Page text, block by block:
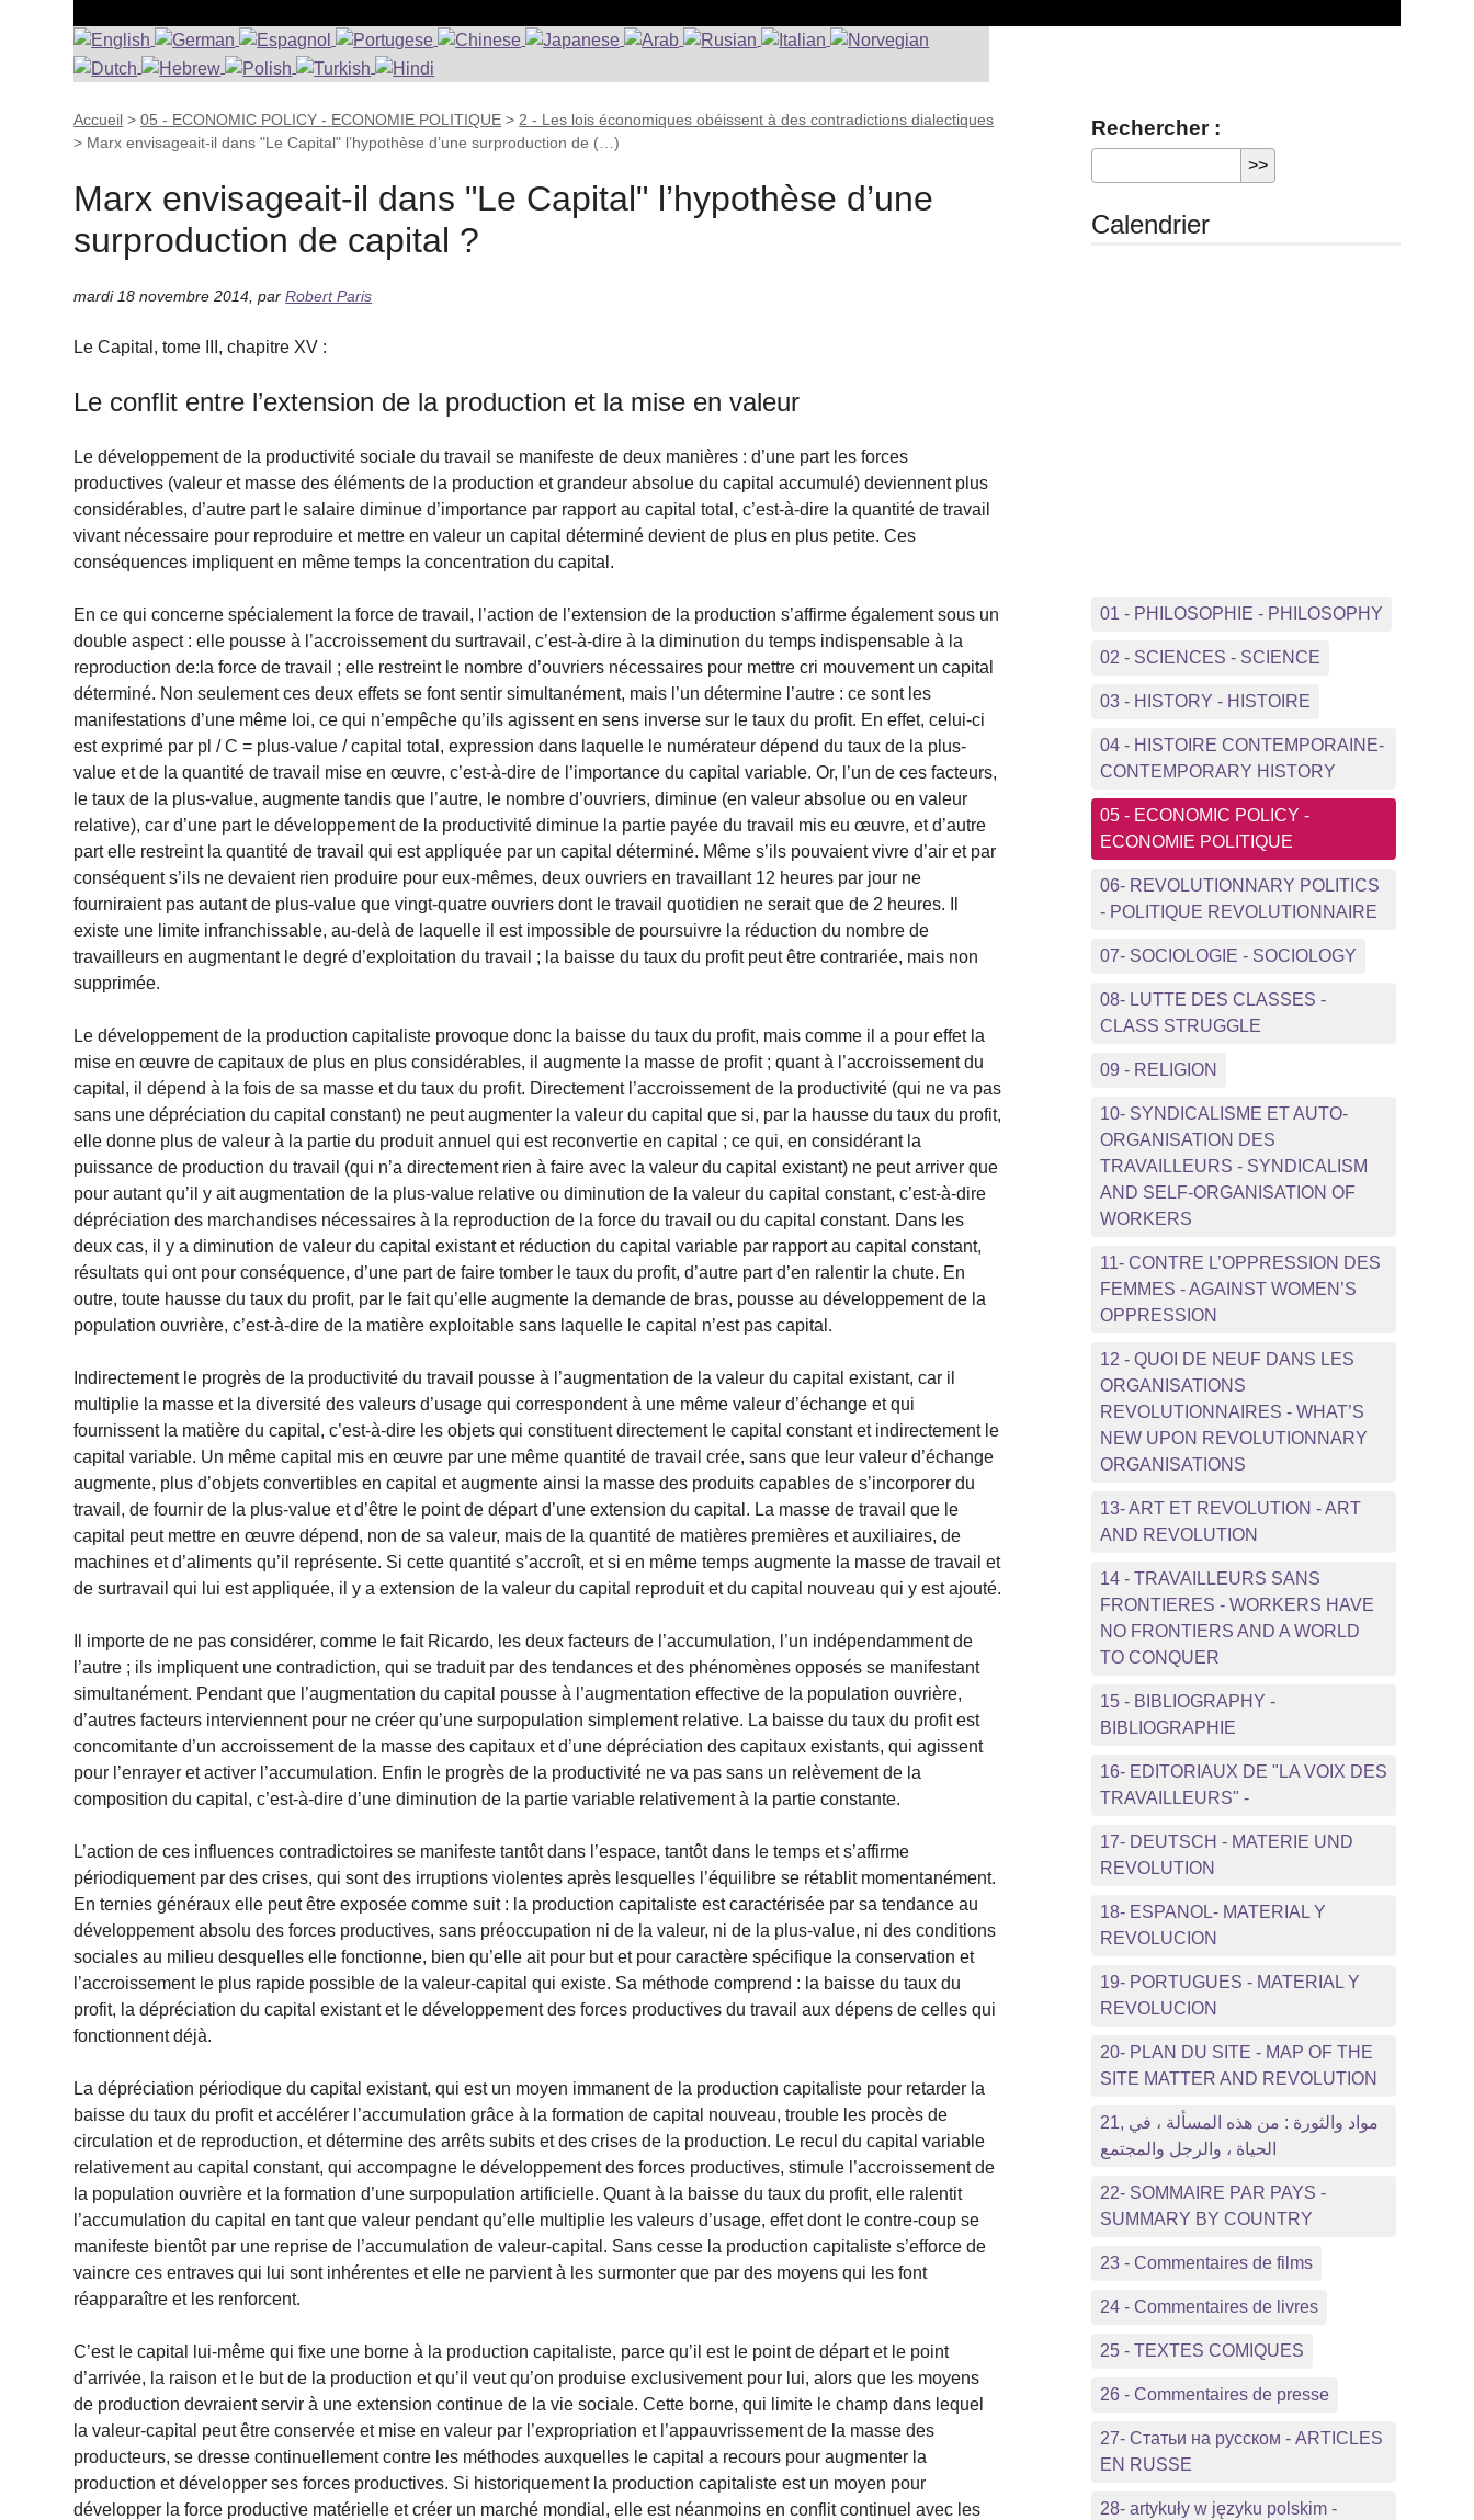
Accueil >05 - ECONOMIC POLICY - ECONOMIE POLITIQUE > 2 - Les lois économiques obéissent à des contradictions dialectiques
> Marx envisageait-il dans "Le Capital" l’hypothèse d’une surproduction de (…)
Marx envisageait-il dans "Le Capital" l’hypothèse d’une
surproduction de capital ?
mardi 18 novembre 2014 ,parRobert Paris
Le Capital, tome III, chapitre XV :
Le conflit entre l’extension de la production et la mise en valeur
Le développement de la productivité sociale du travail se manifeste de deux manières : d’une part les forces
productives (valeur et masse des éléments de la production et grandeur absolue du capital accumulé) deviennent plus
considérables, d’autre part le salaire diminue d’importance par rapport au capital total, c’est-à-dire la quantité de travail
vivant nécessaire pour reproduire et mettre en valeur un capital déterminé devient de plus en plus petite. Ces
conséquences impliquent en même temps la concentration du capital.
En ce qui concerne spécialement la force de travail, l’action de l’extension de la production s’affirme également sous un
double aspect : elle pousse à l’accroissement du surtravail, c’est-à-dire à la diminution du temps indispensable à la
reproduction de:la force de travail ; elle restreint le nombre d’ouvriers nécessaires pour mettre cri mouvement un capital
déterminé. Non seulement ces deux effets se font sentir simultanément, mais l’un détermine l’autre : ce sont les
manifestations d’une même loi, ce qui n’empêche qu’ils agissent en sens inverse sur le taux du profit. En effet, celui-ci
est exprimé par pl / C = plus-value / capital total, expression dans laquelle le numérateur dépend du taux de la plus-
value et de la quantité de travail mise en œuvre, c’est-à-dire de l’importance du capital variable. Or, l’un de ces facteurs,
le taux de la plus-value, augmente tandis que l’autre, le nombre d’ouvriers, diminue (en valeur absolue ou en valeur
relative), car d’une part le développement de la productivité diminue la partie payée du travail mis eu œuvre, et d’autre
part elle restreint la quantité de travail qui est appliquée par un capital déterminé. Même s’ils pouvaient vivre d’air et par
conséquent s’ils ne devaient rien produire pour eux-mêmes, deux ouvriers en travaillant 12 heures par jour ne
fourniraient pas autant de plus-value que vingt-quatre ouvriers dont le travail quotidien ne serait que de 2 heures. Il
existe une limite infranchissable, au-delà de laquelle il est impossible de poursuivre la réduction du nombre de
travailleurs en augmentant le degré d’exploitation du travail ; la baisse du taux du profit peut être contrariée, mais non
supprimée.
Le développement de la production capitaliste provoque donc la baisse du taux du profit, mais comme il a pour effet la
mise en œuvre de capitaux de plus en plus considérables, il augmente la masse de profit ; quant à l’accroissement du
capital, il dépend à la fois de sa masse et du taux du profit. Directement l’accroissement de la productivité (qui ne va pas
sans une dépréciation du capital constant) ne peut augmenter la valeur du capital que si, par la hausse du taux du profit,
elle donne plus de valeur à la partie du produit annuel qui est reconvertie en capital ; ce qui, en considérant la
puissance de production du travail (qui n’a directement rien à faire avec la valeur du capital existant) ne peut arriver que
pour autant qu’il y ait augmentation de la plus-value relative ou diminution de la valeur du capital constant, c’est-à-dire
dépréciation des marchandises nécessaires à la reproduction de la force du travail ou du capital constant. Dans les
deux cas, il y a diminution de valeur du capital existant et réduction du capital variable par rapport au capital constant,
résultats qui ont pour conséquence, d’une part de faire tomber le taux du profit, d’autre part d’en ralentir la chute. En
outre, toute hausse du taux du profit, par le fait qu’elle augmente la demande de bras, pousse au développement de la
population ouvrière, c’est-à-dire de la matière exploitable sans laquelle le capital n’est pas capital.
Indirectement le progrès de la productivité du travail pousse à l’augmentation de la valeur du capital existant, car il
multiplie la masse et la diversité des valeurs d’usage qui correspondent à une même valeur d’échange et qui
fournissent la matière du capital, c’est-à-dire les objets qui constituent directement le capital constant et indirectement le
capital variable. Un même capital mis en œuvre par une même quantité de travail crée, sans que leur valeur d’échange
augmente, plus d’objets convertibles en capital et augmente ainsi la masse des produits capables de s’incorporer du
travail, de fournir de la plus-value et d’être le point de départ d’une extension du capital. La masse de travail que le
capital peut mettre en œuvre dépend, non de sa valeur, mais de la quantité de matières premières et auxiliaires, de
machines et d’aliments qu’il représente. Si cette quantité s’accroît, et si en même temps augmente la masse de travail et
de surtravail qui lui est appliquée, il y a extension de la valeur du capital reproduit et du capital nouveau qui y est ajouté.
Il importe de ne pas considérer, comme le fait Ricardo, les deux facteurs de l’accumulation, l’un indépendamment de
l’autre ; ils impliquent une contradiction, qui se traduit par des tendances et des phénomènes opposés se manifestant
simultanément. Pendant que l’augmentation du capital pousse à l’augmentation effective de la population ouvrière,
d’autres facteurs interviennent pour ne créer qu’une surpopulation simplement relative. La baisse du taux du profit est
concomitante d’un accroissement de la masse des capitaux et d’une dépréciation des capitaux existants, qui agissent
pour l’enrayer et activer l’accumulation. Enfin le progrès de la productivité ne va pas sans un relèvement de la
composition du capital, c’est-à-dire d’une diminution de la partie variable relativement à la partie constante.
L’action de ces influences contradictoires se manifeste tantôt dans l’espace, tantôt dans le temps et s’affirme
périodiquement par des crises, qui sont des irruptions violentes après lesquelles l’équilibre se rétablit momentanément.
En ternies généraux elle peut être exposée comme suit : la production capitaliste est caractérisée par sa tendance au
développement absolu des forces productives, sans préoccupation ni de la valeur, ni de la plus-value, ni des conditions
sociales au milieu desquelles elle fonctionne, bien qu’elle ait pour but et pour caractère spécifique la conservation et
l’accroissement le plus rapide possible de la valeur-capital qui existe. Sa méthode comprend : la baisse du taux du
profit, la dépréciation du capital existant et le développement des forces productives du travail aux dépens de celles qui
fonctionnent déjà.
La dépréciation périodique du capital existant, qui est un moyen immanent de la production capitaliste pour retarder la
baisse du taux du profit et accélérer l’accumulation grâce à la formation de capital nouveau, trouble les procès de
circulation et de reproduction, et détermine des arrêts subits et des crises de la production. Le recul du capital variable
relativement au capital constant, qui accompagne le développement des forces productives, stimule l’accroissement de
la population ouvrière et la formation d’une surpopulation artificielle. Quant à la baisse du taux du profit, elle ralentit
l’accumulation du capital en tant que valeur pendant qu’elle multiplie les valeurs d’usage, effet dont le contre-coup se
manifeste bientôt par une reprise de l’accumulation de valeur-capital. Sans cesse la production capitaliste s’efforce de
vaincre ces entraves qui lui sont inhérentes et elle ne parvient à les surmonter que par des moyens qui les font
réapparaître et les renforcent.
C’est le capital lui-même qui fixe une borne à la production capitaliste, parce qu’il est le point de départ et le point
d’arrivée, la raison et le but de la production et qu’il veut qu’on produise exclusivement pour lui, alors que les moyens
de production devraient servir à une extension continue de la vie sociale. Cette borne, qui limite le champ dans lequel
la valeur-capital peut être conservée et mise en valeur par l’expropriation et l’appauvrissement de la masse des
producteurs, se dresse continuellement contre les méthodes auxquelles le capital a recours pour augmenter la
production et développer ses forces productives. Si historiquement la production capitaliste est un moyen pour
développer la force productive matérielle et créer un marché mondial, elle est néanmoins en conflit continuel avec les
Rechercher :
Calendrier
01 - PHILOSOPHIE - PHILOSOPHY
02 - SCIENCES - SCIENCE
03 - HISTORY - HISTOIRE
04 - HISTOIRE CONTEMPORAINE-
CONTEMPORARY HISTORY
05 - ECONOMIC POLICY -
ECONOMIE POLITIQUE
06- REVOLUTIONNARY POLITICS
- POLITIQUE REVOLUTIONNAIRE
07- SOCIOLOGIE - SOCIOLOGY
08- LUTTE DES CLASSES -
CLASS STRUGGLE
09 - RELIGION
10- SYNDICALISME ET AUTO-
ORGANISATION DES
TRAVAILLEURS - SYNDICALISM
AND SELF-ORGANISATION OF
WORKERS
11- CONTRE L’OPPRESSION DES
FEMMES - AGAINST WOMEN’S
OPPRESSION
12 - QUOI DE NEUF DANS LES
ORGANISATIONS
REVOLUTIONNAIRES - WHAT’S
NEW UPON REVOLUTIONNARY
ORGANISATIONS
13- ART ET REVOLUTION - ART
AND REVOLUTION
14 - TRAVAILLEURS SANS
FRONTIERES - WORKERS HAVE
NO FRONTIERS AND A WORLD
TO CONQUER
15 - BIBLIOGRAPHY -
BIBLIOGRAPHIE
16- EDITORIAUX DE "LA VOIX DES
TRAVAILLEURS" -
17- DEUTSCH - MATERIE UND
REVOLUTION
18- ESPANOL- MATERIAL Y
REVOLUCION
19- PORTUGUES - MATERIAL Y
REVOLUCION
20- PLAN DU SITE - MAP OF THE
SITE MATTER AND REVOLUTION
21, مواد والثورة : من هذه المسألة ، في
الحياة ، والرجل والمجتمع
22- SOMMAIRE PAR PAYS -
SUMMARY BY COUNTRY
23 - Commentaires de films
24 - Commentaires de livres
25 - TEXTES COMIQUES
26 - Commentaires de presse
27- Статьи на русском - ARTICLES
EN RUSSE
28- artykuły w języku polskim -